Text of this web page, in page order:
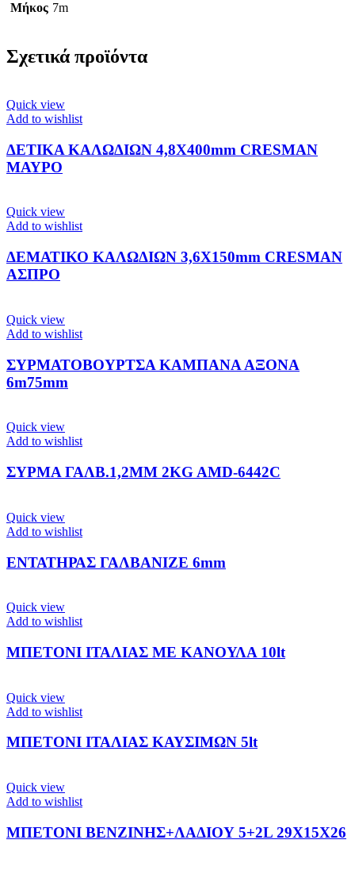
Μήκος 7m
Σχετικά προϊόντα
Quick view
Add to wishlist
ΔΕΤΙΚΑ ΚΑΛΩΔΙΩΝ 4,8Χ400mm CRESMAN
ΜΑΥΡΟ
Quick view
Add to wishlist
ΔΕΜΑΤΙΚΟ ΚΑΛΩΔΙΩΝ 3,6Χ150mm CRESMAN
ΑΣΠΡΟ
Quick view
Add to wishlist
ΣΥΡΜΑΤΟΒΟΥΡΤΣΑ ΚΑΜΠΑΝΑ ΑΞΟΝΑ
6m75mm
Quick view
Add to wishlist
ΣΥΡΜΑ ΓΑΛΒ.1,2ΜΜ 2ΚG AMD-6442C
Quick view
Add to wishlist
ΕΝΤΑΤΗΡΑΣ ΓΑΛΒΑΝΙΖΕ 6mm
Quick view
Add to wishlist
ΜΠΕΤΟΝΙ ΙΤΑΛΙΑΣ ΜΕ ΚΑΝΟΥΛΑ 10lt
Quick view
Add to wishlist
ΜΠΕΤΟΝΙ ΙΤΑΛΙΑΣ ΚΑΥΣΙΜΩΝ 5lt
Quick view
Add to wishlist
ΜΠΕΤΟΝΙ ΒΕΝΖΙΝΗΣ+ΛΑΔΙΟΥ 5+2L 29Χ15Χ26